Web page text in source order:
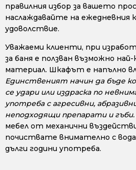
правилния избор за вашето
наслаждавайте на ежедневния
удоволствие.
Уважаеми клиенти, при
за баня е ползван възможно
материал. Шкафът е напълно
Единственият начин да бъде
се удари или издраска по
употреба с агресивни,
неподходящи препарати и гъби.
мебел от механични
почиствате внимателно с
дълги години употреба.